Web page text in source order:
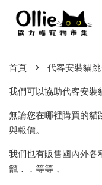
首頁 › 代客安裝貓跳
我們可以協助代客安裝
無論您在哪裡購買的貓
與報價。
我們也有販售國內外各
籠．．等等，